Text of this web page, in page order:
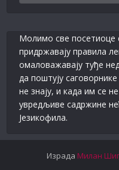
Молимо све посетиоце
придржавају правила
омаловажавају туђе
да поштују
не знају, и када им се
увредљиве садржине
Језикофила.
Израда Милан